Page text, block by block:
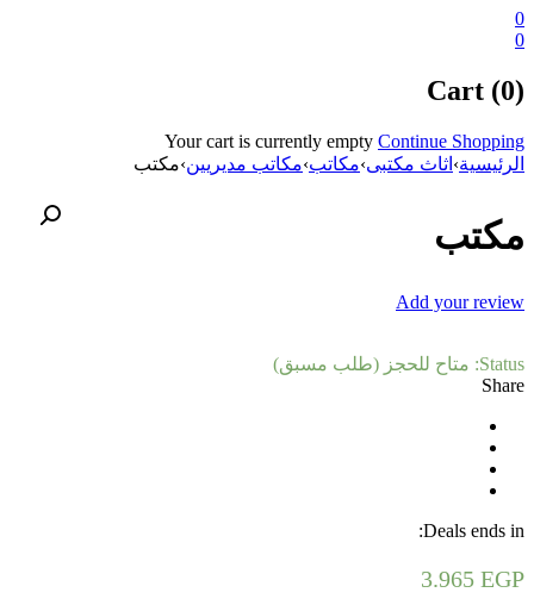
0
0
Cart (0)
Your cart is currently empty Continue Shopping
الرئيسية› اثاث مكتبى›مكاتب›مكاتب مديريين›مكتب
مكتب
Add your review
Status: متاح للحجز (طلب مسبق)
Share
Deals ends in:
3.965 EGP